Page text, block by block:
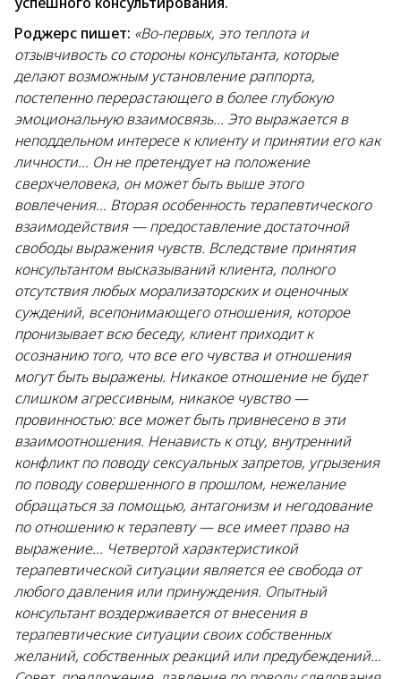
Роджерс пишет: «Во-первых, это теплота и
отзывчивость со стороны консультанта, которые
делают возможным установление раппорта,
постепенно перерастающего в более глубокую
эмоциональную взаимосвязь... Это выражается в
неподдельном интересе к клиенту и принятии его как
личности... Он не претендует на положение
сверхчеловека, он может быть выше этого
вовлечения... Вторая особенность терапевтического
взаимодействия — предоставление достаточной
свободы выражения чувств. Вследствие принятия
консультантом высказываний клиента, полного
отсутствия любых морализаторских и оценочных
суждений, всепонимающего отношения, которое
пронизывает всю беседу, клиент приходит к
осознанию того, что все его чувства и отношения
могут быть выражены. Никакое отношение не будет
слишком агрессивным, никакое чувство —
провинностью: все может быть привнесено в эти
взаимоотношения. Ненависть к отцу, внутренний
конфликт по поводу сексуальных запретов, угрызения
по поводу совершенного в прошлом, нежелание
обращаться за помощью, антагонизм и негодование
по отношению к терапевту — все имеет право на
выражение... Четвертой характеристикой
терапевтической ситуации является ее свобода от
любого давления или принуждения. Опытный
консультант воздерживается от внесения в
терапевтические ситуации своих собственных
желаний, собственных реакций или предубеждений...